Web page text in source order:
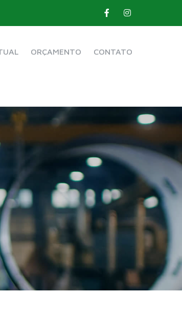
ORÇAMENTO CONTATO